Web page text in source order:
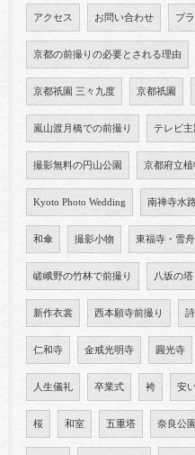
アクセス お問い合わせ プ
京都の前撮りの必要とされる理由
京都祇園 三々九度 京都祇園
嵐山渡月橋での前撮り テレビ主
撮影無料の円山公園 京都府立
Kyoto Photo Wedding 南禅寺水
和傘 撮影小物 東福寺・雪
嵯峨野の竹林で前撮り 八坂の塔
新作衣裳 西本願寺前撮り
仁和寺 金戒光明寺 圓光寺
人生儀礼 卒業式 袴 安
桜 和室 五重塔 奈良公園